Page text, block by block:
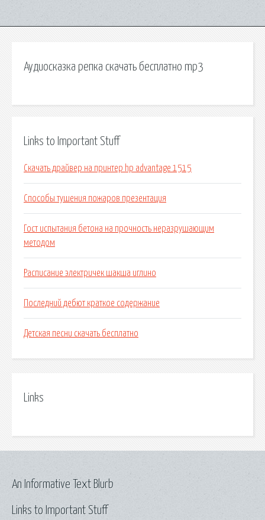
Аудиосказка репка скачать бесплатно mp3
Links to Important Stuff
Скачать драйвер на принтер hp advantage 1515
Способы тушения пожаров презентация
Гост испытания бетона на прочность неразрушающим
методом
Расписание электричек шакша иглино
Последний дебют краткое содержание
Детская песни скачать бесплатно
Links
Links to Important Stuff
An Informative Text Blurb